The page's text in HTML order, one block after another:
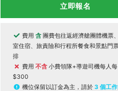
立即報名
費用 含 團費包往返經濟艙團體機票
室住宿、旅責險和行程所餐食和景點門
排
費用 不含 小費領隊+導遊司機每人每
$300
機位保留以訂金為主，請於 3 個工